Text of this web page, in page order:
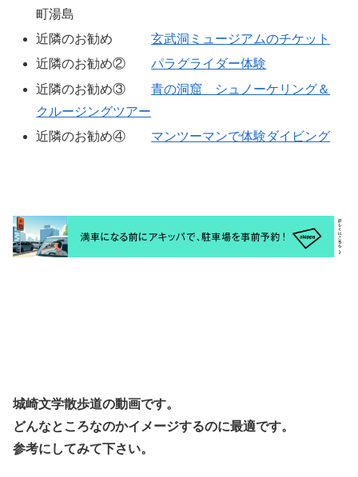
町湯島
近隣のお勧め玄武洞ミュージアムのチケット
近隣のお勧め②パラグライダー体験
近隣のお勧め③青の洞窟 シュノーケリング＆
クルージングツアー
近隣のお勧め④ マンツーマンで体験ダイビング
城崎文学散歩道の動画です。
どんなところなのかイメージするのに最適です。
参考にしてみて下さい。